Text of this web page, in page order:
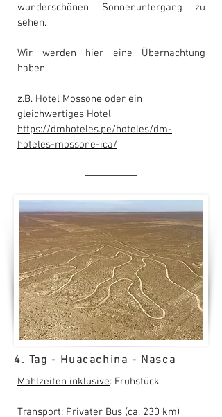
wunderschönen Sonnenuntergang zu
sehen.
Wir werden hier eine Übernachtung
haben.
z.B. Hotel Mossone oder ein
gleichwertiges Hotel
https://dmhoteles.pe/hoteles/dm-
hoteles-mossone-ica/
4. Tag - Huacachina - Nasca
Mahlzeiten inklusive: Frühstück
Transport: Privater Bus (ca. 230 km)